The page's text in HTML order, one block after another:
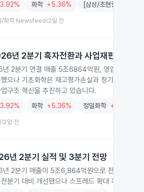
화학 +5.36% [삼성/조현렬] 정유/
/화학 Newsfeed 2일 전
년 2분기 흑자전환과 사업재편
2분기 연결 매출 5조6864억원, 영업이익
으나 기초화학은 재고평가손실과 정기보수로
구조 혁신을 추진하고 있습니다.
화학 +5.36% 정밀화학 +4.42%
2일 전
년 2분기 실적 및 3분기 전망
2분기 매출이 5조6,864억원으로 전년 동기
분기 대비 개선됐으나 스프레드 확대 폭은 둔화